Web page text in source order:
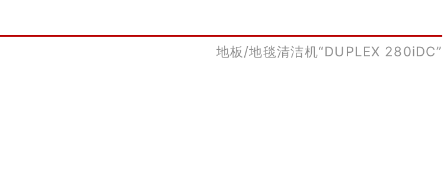
地板/地毯清洁机“DUPLEX 280iDC”